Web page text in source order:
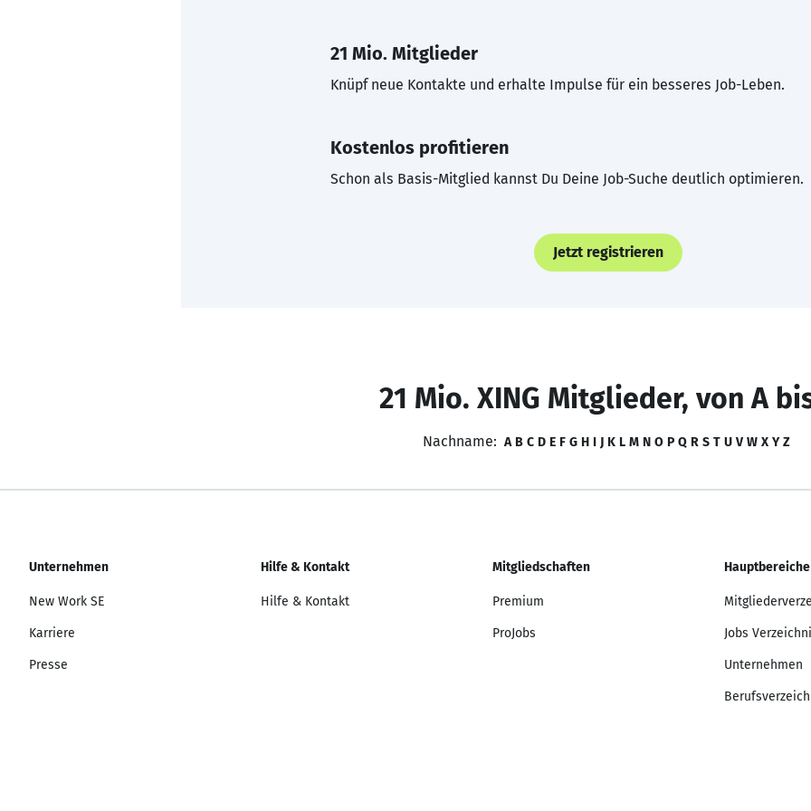
21 Mio. Mitglieder
Knüpf neue Kontakte und erhalte Impulse für ein besseres Job-Leben.
Kostenlos profitieren
Schon als Basis-Mitglied kannst Du Deine Job-Suche deutlich optimieren.
Jetzt registrieren
21 Mio. XING Mitglieder, von A
Nachname: A B C D E F G H I J K L M N O P Q R S T U V W X Y Z
Unternehmen
New Work SE
Karriere
Presse
Hilfe & Kontakt
Hilfe & Kontakt
Mitgliedschaften
Premium
ProJobs
Hauptbereiche
Jobs
Unternehmen